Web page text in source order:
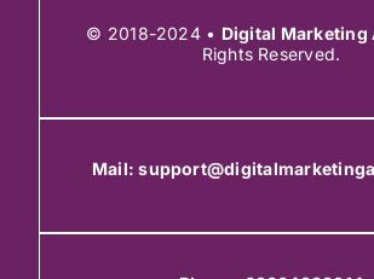
© 2018-2024 • Digital Marketing
Rights Reserved.
Mail: